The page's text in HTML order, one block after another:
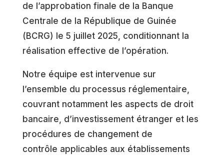
de l’approbation finale de la Banque
Centrale de la République de Guinée
(BCRG) le 5 juillet 2025, conditionnant la
réalisation effective de l’opération.
Notre équipe est intervenue sur
l’ensemble du processus réglementaire,
couvrant notamment les aspects de droit
bancaire, d’investissement étranger et les
procédures de changement de
contrôle applicables aux établissements